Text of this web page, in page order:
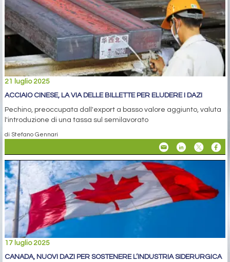
21 luglio 2025
ACCIAIO CINESE, LA VIA DELLE BILLETTE PER ELUDERE I DAZI
Pechino, preoccupata dall'export a basso valore aggiunto, valuta
l'introduzione di una tassa sul semilavorato
di Stefano Gennari
17 luglio 2025
CANADA, NUOVI DAZI PER SOSTENERE L’INDUSTRIA SIDERURGICA